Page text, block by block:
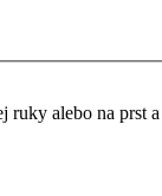
ruky alebo na prst